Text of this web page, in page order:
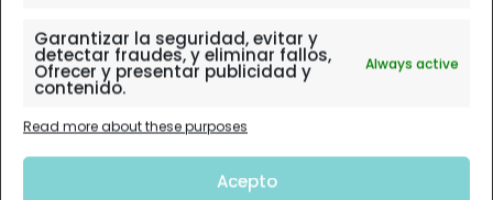
Garantizar la seguridad, evitar y
detectar fraudes, y eliminar fallos,
Ofrecer y presentar publicidad y
contenido.
Always active
Read more about these purposes
Acepto